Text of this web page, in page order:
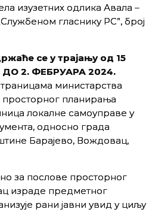
изузетних одлика Авала –
гласнику РС”, број
се у трајању од 15
ДО 2. ФЕБРУАРА 2024.
министарства
планирања
локалне самоуправе у
односно града
Барајево, Вождовац,
за послове просторног
израде предметног
рани јавни увид у циљу